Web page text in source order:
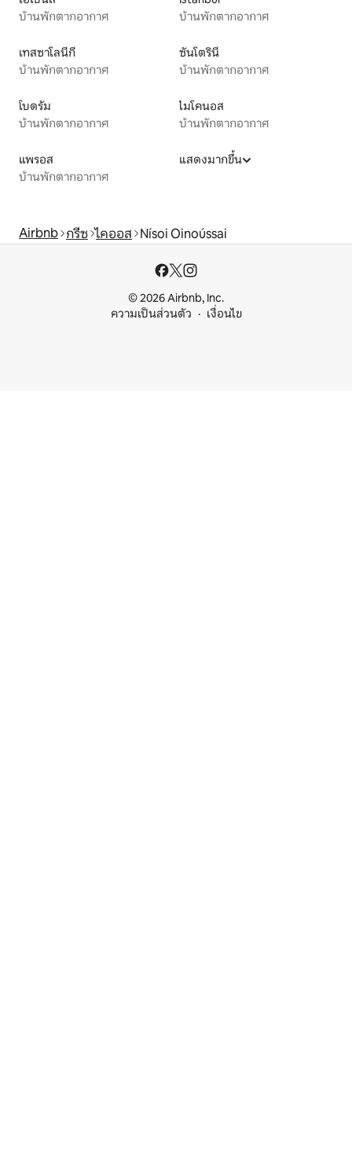
บ้านพักตากอากาศ
บ้านพักตากอากาศ
เทสซาโลนีกี
บ้านพักตากอากาศ
ซันโตรินี
บ้านพักตากอากาศ
โบดรัม
บ้านพักตากอากาศ
ไมโคนอส
บ้านพักตากอากาศ
แพรอส
บ้านพักตากอากาศ
แสดงมากขึ้น
Airbnb กรีซ ไคออส Nísoi Oinoússai
© 2026 Airbnb, Inc.
ความเป็นส่วนตัว
เงื่อนไข